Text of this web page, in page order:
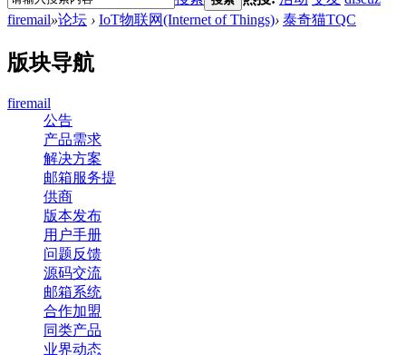
firemail»论坛 › IoT物联网(Internet of Things)› 泰奇猫TQC
版块导航
firemail
公告
产品需求
解决方案
邮箱服务提
供商
版本发布
用户手册
问题反馈
源码交流
邮箱系统
合作加盟
同类产品
业界动态